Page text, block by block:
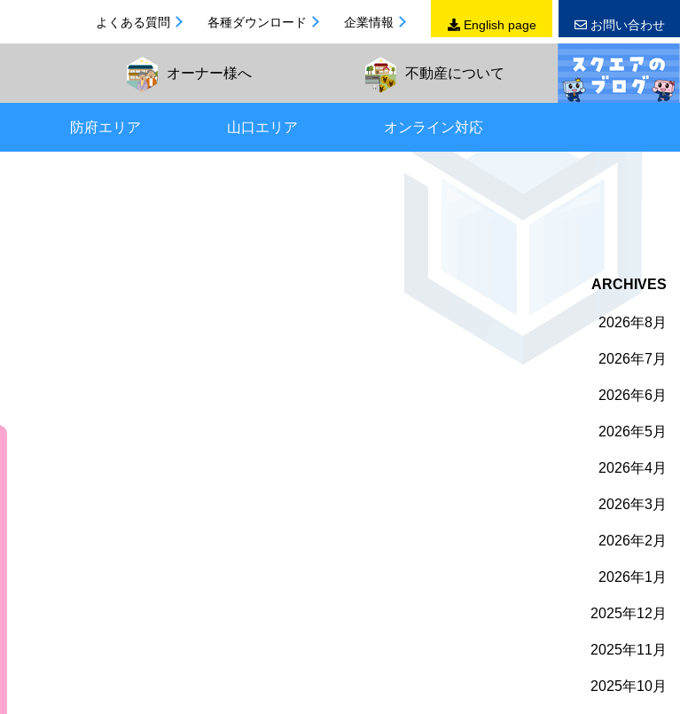
よくある質問 各種ダウンロード 企業情報 English page お問い合わせ
防府エリア 山口エリア オンライン対応
オーナー様へ 不動産について
ARCHIVES
2026年8月
2026年7月
2026年6月
2026年5月
2026年4月
2026年3月
2026年2月
2026年1月
2025年12月
2025年11月
2025年10月